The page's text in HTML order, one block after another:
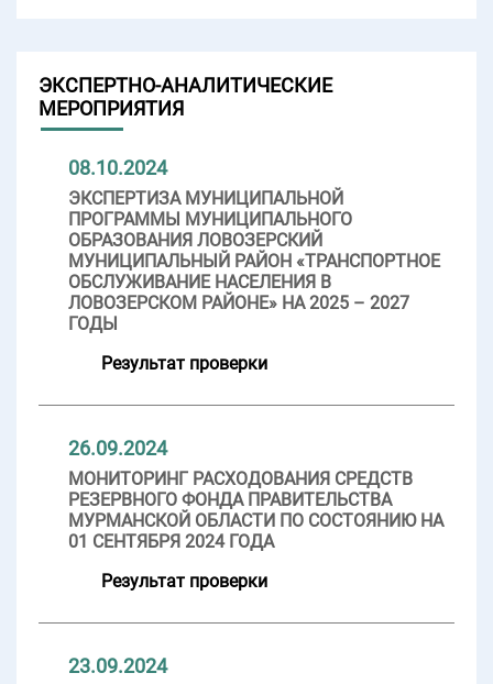
ЭКСПЕРТНО-АНАЛИТИЧЕСКИЕ
МЕРОПРИЯТИЯ
08.10.2024
ЭКСПЕРТИЗА МУНИЦИПАЛЬНОЙ
ПРОГРАММЫ МУНИЦИПАЛЬНОГО
ОБРАЗОВАНИЯ ЛОВОЗЕРСКИЙ
МУНИЦИПАЛЬНЫЙ РАЙОН «ТРАНСПОРТНОЕ
ОБСЛУЖИВАНИЕ НАСЕЛЕНИЯ В
ЛОВОЗЕРСКОМ РАЙОНЕ» НА 2025 – 2027
ГОДЫ
Результат проверки
26.09.2024
МОНИТОРИНГ РАСХОДОВАНИЯ СРЕДСТВ
РЕЗЕРВНОГО ФОНДА ПРАВИТЕЛЬСТВА
МУРМАНСКОЙ ОБЛАСТИ ПО СОСТОЯНИЮ НА
01 СЕНТЯБРЯ 2024 ГОДА
Результат проверки
23.09.2024